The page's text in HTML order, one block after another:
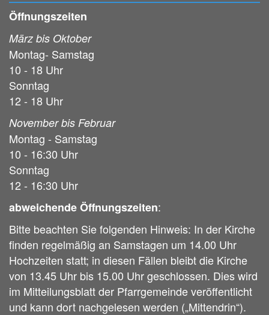
Öffnungszeiten
März bis Oktober
Montag- Samstag
10 - 18 Uhr
Sonntag
12 - 18 Uhr
November bis Februar
Montag - Samstag
10 - 16:30 Uhr
Sonntag
12 - 16:30 Uhr
abweichende Öffnungszeiten:
Bitte beachten Sie folgenden Hinweis: In der Kirche
finden regelmäßig an Samstagen um 14.00 Uhr
Hochzeiten statt; in diesen Fällen bleibt die Kirche
von 13.45 Uhr bis 15.00 Uhr geschlossen. Dies wird
im Mitteilungsblatt der Pfarrgemeinde veröffentlicht
und kann dort nachgelesen werden („Mittendrin“).